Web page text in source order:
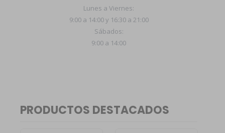
Lunes a Viernes:
9:00 a 14:00 y 16:30 a 21:00
Sábados:
9:00 a 14:00